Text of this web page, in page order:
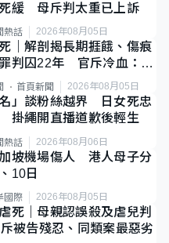
緩 母斥判太重已上訴
熱話 2026年08月05日
｜解剖揭長期捱餓、傷痕
判囚22年 官斥冷血：同
首頁新聞 2026年08月05日
」談粉絲越界 日女死忠
掛繩開直播道歉後輕生
熱話 2026年08月06日
坡機場傷人 港人母子分
10日
國際 2026年08月05日
死｜母親認誤殺及虐兒判
被告殘忍、同類案最惡劣